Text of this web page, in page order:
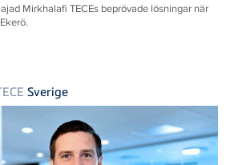
Mirkhalafi TECEs beprövade lösningar när
Sverige